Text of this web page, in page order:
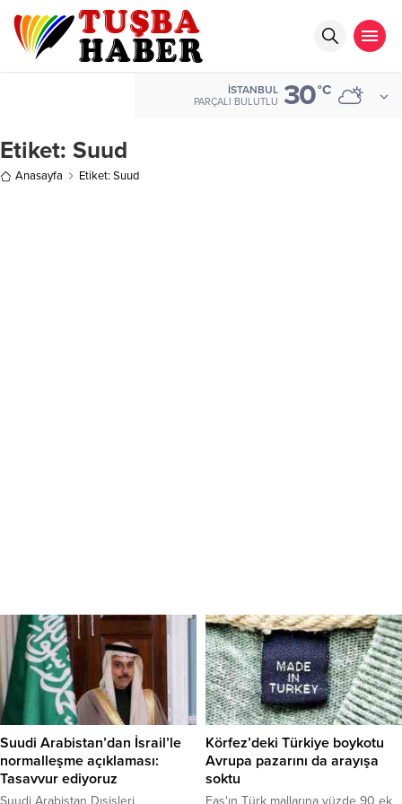
İSTANBUL
PARÇALI BULUTLU 30°C
Etiket: Suud
Anasayfa Etiket: Suud
Suudi Arabistan’dan İsrail’le
normalleşme açıklaması:
Tasavvur ediyoruz
Körfez’deki Türkiye boykotu
Avrupa pazarını da arayışa
soktu